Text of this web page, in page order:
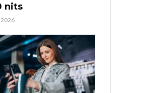
nits
2026